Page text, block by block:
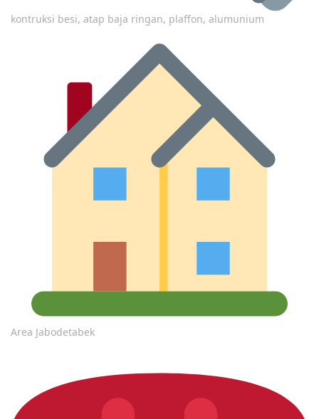
kontruksi besi, atap baja ringan, plaffon, alumunium
Area Jabodetabek